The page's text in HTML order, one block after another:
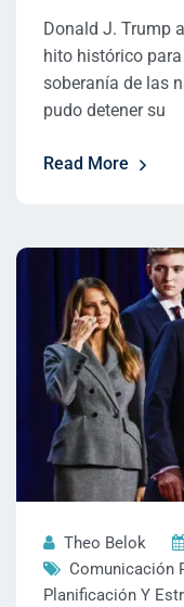
Donald J. Trump
hito histórico
soberanía de las
pudo detener su
Read More
Theo Belok
Comunicación
Planificación Y